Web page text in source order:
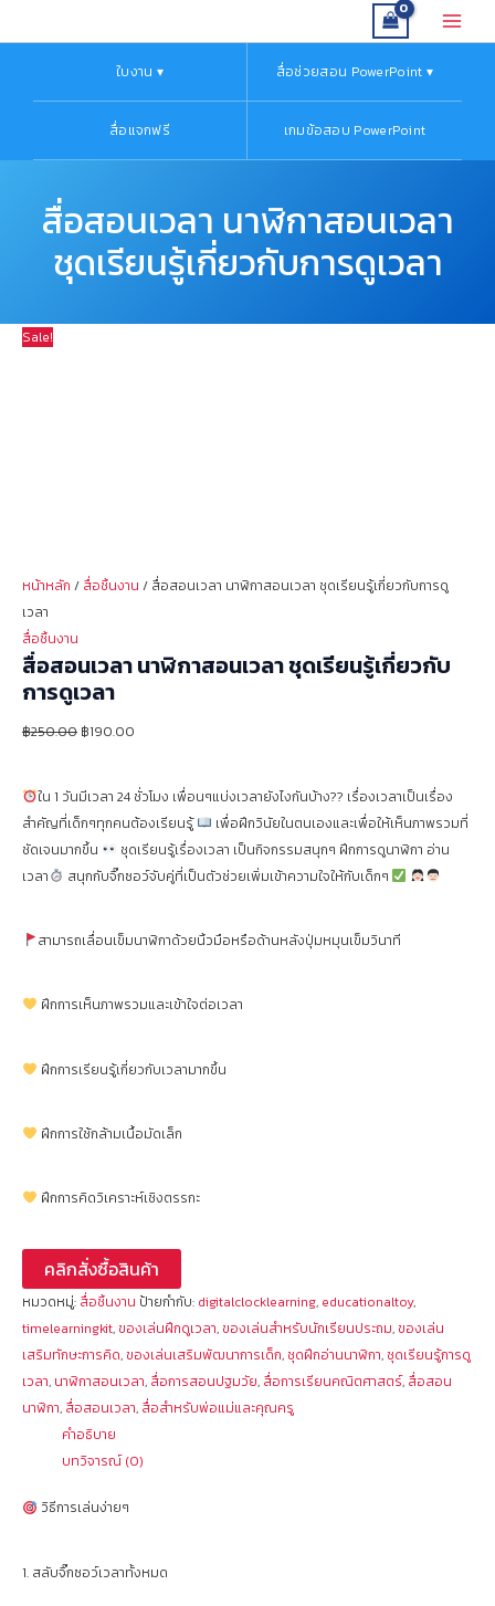
to
Main
ใบงาน ▾ สื่อช่วยสอน PowerPoint ▾
สื่อแจกฟรี เกมข้อสอบ PowerPoint
สื่อสอนเวลา นาฬิกาสอนเวลา
ชุดเรียนรู้เกี่ยวกับการดูเวลา
Sale!
หน้าหลัก / สื่อชิ้นงาน / สื่อสอนเวลา นาฬิกาสอนเวลา ชุดเรียนรู้เกี่ยวกับการดู
เวลา
สื่อชิ้นงาน
สื่อสอนเวลา นาฬิกาสอนเวลา ชุดเรียนรู้เกี่ยวกับ
การดูเวลา
฿250.00
price
฿190.00
price
is:
ใน 1 วันมีเวลา 24 ชั่วโมง เพื่อนๆแบ่งเวลายังไงกันบ้าง?? เรื่องเวลาเป็นเรื่อง
สำคัญที่เด็กๆทุกคนต้องเรียนรู้
เพื่อฝึกวินัยในตนเองและเพื่อให้เห็นภาพรวมที่
ชัดเจนมากขึ้น
ชุดเรียนรู้เรื่องเวลา เป็นกิจกรรมสนุกๆ ฝึกการดูนาฬิกา อ่าน
เวลา
สนุกกับจิ๊กซอว์จับคู่ที่เป็นตัวช่วยเพิ่มเข้าความใจให้กับเด็กๆ
สามารถเลื่อนเข็มนาฬิกาด้วยนิ้วมือหรือด้านหลังปุ่มหมุนเข็มวินาที
ฝึกการเห็นภาพรวมและเข้าใจต่อเวลา
ฝึกการเรียนรู้เกี่ยวกับเวลามากขึ้น
ฝึกการใช้กล้ามเนื้อมัดเล็ก
ฝึกการคิดวิเคราะห์เชิงตรรกะ
คลิกสั่งซื้อสินค้า
หมวดหมู่: สื่อชิ้นงาน ป้ายกำกับ: digitalclocklearning, educationaltoy,
timelearningkit, ของเล่นฝึกดูเวลา, ของเล่นสำหรับนักเรียนประถม, ของเล่น
เสริมทักษะการคิด, ของเล่นเสริมพัฒนาการเด็ก, ชุดฝึกอ่านนาฬิกา, ชุดเรียนรู้การดู
เวลา, นาฬิกาสอนเวลา, สื่อการสอนปฐมวัย, สื่อการเรียนคณิตศาสตร์, สื่อสอน
นาฬิกา, สื่อสอนเวลา, สื่อสำหรับพ่อแม่และคุณครู
คำอธิบาย
บทวิจารณ์ (0)
วิธีการเล่นง่ายๆ
1. สลับจิ๊กซอว์เวลาทั้งหมด